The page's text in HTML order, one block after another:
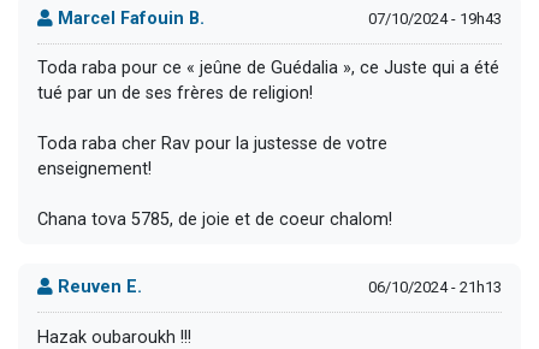
Marcel Fafouin B. 07/10/2024 - 19h43
Toda raba pour ce « jeûne de Guédalia », ce Juste qui a été
tué par un de ses frères de religion!
Toda raba cher Rav pour la justesse de votre
enseignement!
Chana tova 5785, de joie et de coeur chalom!
Reuven E. 06/10/2024 - 21h13
Hazak oubaroukh !!!